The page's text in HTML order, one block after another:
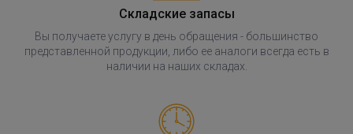
Складские запасы
Вы получаете услугу в день обращения - большинство
представленной продукции, либо ее аналоги всегда есть в
наличии на наших складах.